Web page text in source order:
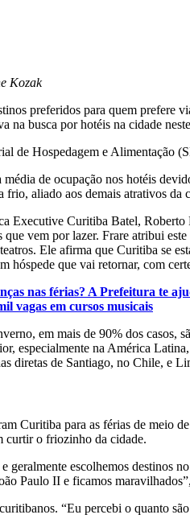
Kozak
preferidos para quem prefere
na busca por hotéis na cidade
de Hospedagem e Alimentação
de ocupação nos hotéis
frio, aliado aos demais atrativos da
Executive Curitiba Batel,
vem por lazer. Frare atribui
Ele afirma que Curitiba se
hóspede que vai retornar, com
nas férias? A Prefeitura te
vagas em cursos musicais
em mais de 90% dos casos,
especialmente na América
diretas de Santiago, no Chile, e
Curitiba para as férias de meio
curtir o friozinho da cidade.
geralmente escolhemos destinos
Paulo II e ficamos
“Eu percebi o quanto